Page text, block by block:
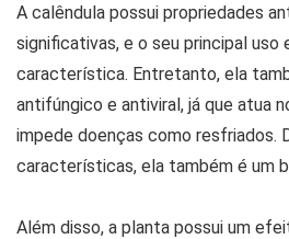
A calêndula possui propriedades
significativas, e o seu principal uso
característica. Entretanto, ela
antifúngico e antiviral, já que atua
impede doenças como resfriados.
características, ela também é um
Além disso, a planta possui um